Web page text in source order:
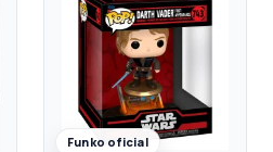
Funko oficial